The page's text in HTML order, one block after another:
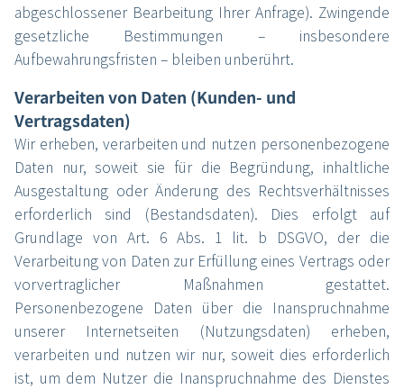
abgeschlossener Bearbeitung Ihrer Anfrage). Zwingende
gesetzliche Bestimmungen – insbesondere
Aufbewahrungsfristen – bleiben unberührt.
Verarbeiten von Daten (Kunden- und
Vertragsdaten)
Wir erheben, verarbeiten und nutzen personenbezogene
Daten nur, soweit sie für die Begründung, inhaltliche
Ausgestaltung oder Änderung des Rechtsverhältnisses
erforderlich sind (Bestandsdaten). Dies erfolgt auf
Grundlage von Art. 6 Abs. 1 lit. b DSGVO, der die
Verarbeitung von Daten zur Erfüllung eines Vertrags oder
vorvertraglicher Maßnahmen gestattet.
Personenbezogene Daten über die Inanspruchnahme
unserer Internetseiten (Nutzungsdaten) erheben,
verarbeiten und nutzen wir nur, soweit dies erforderlich
ist, um dem Nutzer die Inanspruchnahme des Dienstes